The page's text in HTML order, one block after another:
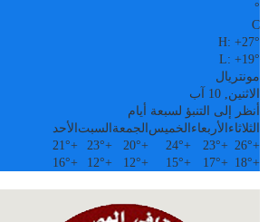
°
C
H:+27°
L:+19°
مونتريال
الاثنين, 10 آب
أنظر إلى التنبؤ لسبعة أيام
الثلاثاء الأربعاء الخميس الجمعة السبت الأحد
+
26°
+
23°
+
24°
+
20°
+
23°
+
21°
+
18°
+
17°
+
15°
+
12°
+
12°
+
16°